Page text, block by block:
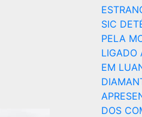
SIC
PELA
LIGADO
EM
DOS